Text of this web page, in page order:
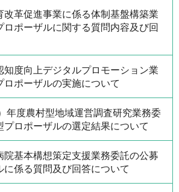
改革促進事業に係る体制基盤構築業
ロポーザルに関する質問内容及び回
知度向上デジタルプロモーション業
ロポーザルの実施について
年度農村型地域運営調査研究業務委
プロポーザルの選定結果について
院基本構想策定支援業務委託の公募
に係る質問及び回答について